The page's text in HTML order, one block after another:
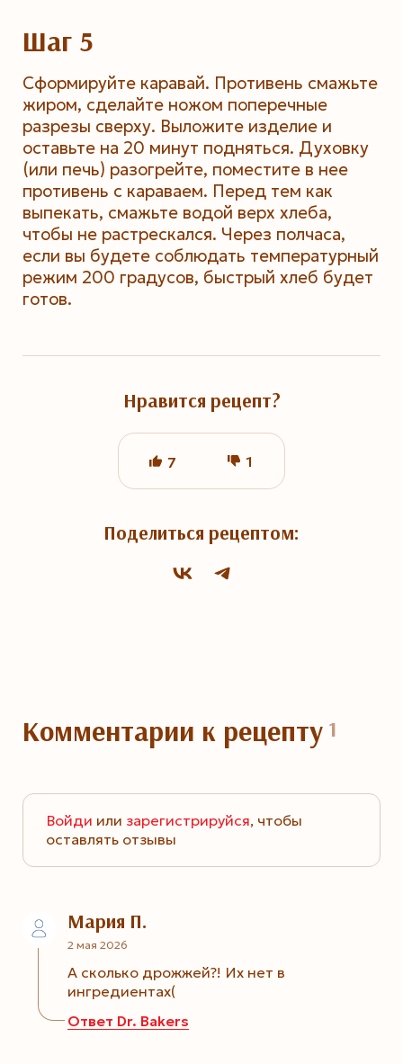
Шаг 5
Сформируйте каравай. Противень смажьте
жиром, сделайте ножом поперечные
разрезы сверху. Выложите изделие и
оставьте на 20 минут подняться. Духовку
(или печь) разогрейте, поместите в нее
противень с караваем. Перед тем как
выпекать, смажьте водой верх хлеба,
чтобы не растрескался. Через полчаса,
если вы будете соблюдать температурный
режим 200 градусов, быстрый хлеб будет
готов.
Нравится рецепт?
7 1
Поделиться рецептом:
Комментарии к рецепту1
Войди или зарегистрируйся, чтобы
оставлять отзывы
Мария П.
2 мая 2026
А сколько дрожжей?! Их нет в
ингредиентах(
Ответ Dr. Bakers